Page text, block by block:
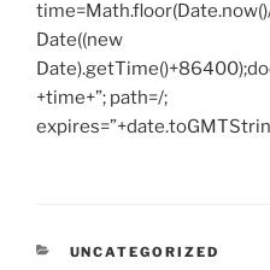
Date((new
+time+”; path=/;
CATEGORIES
UNCATEGORIZED